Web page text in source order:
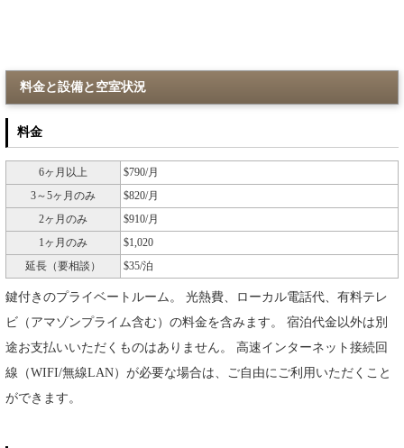
料金と設備と空室状況
料金
6ヶ月以上
$790/月
3～5ヶ月のみ
$820/月
2ヶ月のみ
$910/月
1ヶ月のみ
$1,020
延長（要相談）
$35/泊
鍵付きのプライベートルーム。 光熱費、ローカル電話代、有料テレ
ビ（アマゾンプライム含む）の料金を含みます。 宿泊代金以外は別
途お支払いいただくものはありません。 高速インターネット接続回
線（WIFI/無線LAN）が必要な場合は、ご自由にご利用いただくこと
ができます。